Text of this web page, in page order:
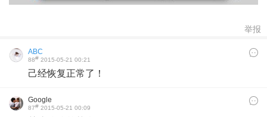
举报
ABC
88# 2015-05-21 00:21
己经恢复正常了！
Google
87# 2015-05-21 00:09